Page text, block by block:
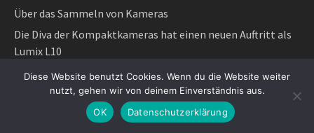
Über das Sammeln von Kameras
Die Diva der Kompaktkameras hat einen neuen Auftritt als
Lumix L10
Das Überflüssige ist eine sehr wichtige Sache
Das Neue ist der Feind des Guten oder
Schön und Reich und ihre sozialen Gebrauchsweisen der
Diese Website benutzt Cookies. Wenn du die Website weiter
nutzt, gehen wir von deinem Einverständnis aus.
OK
Datenschutzerklärung